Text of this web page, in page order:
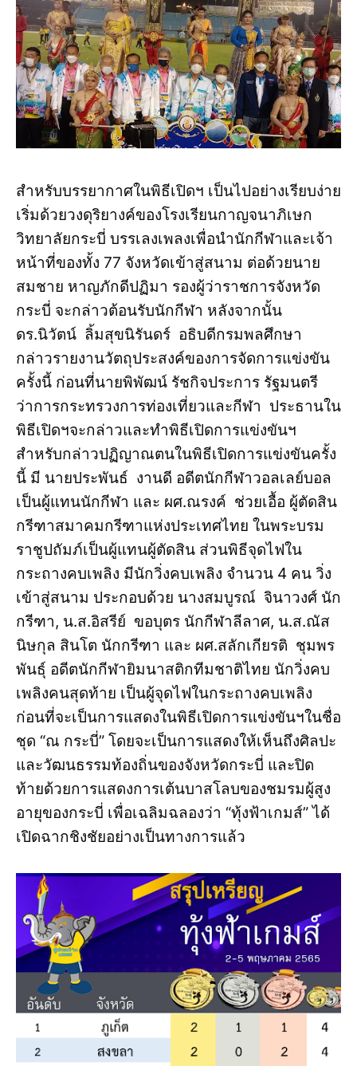
สำหรับบรรยากาศในพิธีเปิดฯ เป็นไปอย่างเรียบง่าย
เริ่มด้วยวงดุริยางค์ของโรงเรียนกาญจนาภิเษก
วิทยาลัยกระบี่ บรรเลงเพลงเพื่อนำนักกีฬาและเจ้า
หน้าที่ของทั้ง 77 จังหวัดเข้าสู่สนาม ต่อด้วยนาย
สมชาย หาญภักดีปฏิมา รองผู้ว่าราชการจังหวัด
กระบี่ จะกล่าวต้อนรับนักกีฬา หลังจากนั้น
ดร.นิวัตน์ ลิ้มสุขนิรันดร์ อธิบดีกรมพลศึกษา
กล่าวรายงานวัตถุประสงค์ของการจัดการแข่งขัน
ครั้งนี้ ก่อนที่นายพิพัฒน์ รัชกิจประการ รัฐมนตรี
ว่าการกระทรวงการท่องเที่ยวและกีฬา ประธานใน
พิธีเปิดฯจะกล่าวและทำพิธีเปิดการแข่งขันฯ
สำหรับกล่าวปฏิญาณตนในพิธีเปิดการแข่งขันครั้ง
นี้ มี นายประพันธ์ งานดี อดีตนักกีฬาวอลเลย์บอล
เป็นผู้แทนนักกีฬา และ ผศ.ณรงค์ ช่วยเอื้อ ผู้ตัดสิน
กรีฑาสมาคมกรีฑาแห่งประเทศไทย ในพระบรม
ราชูปถัมภ์เป็นผู้แทนผู้ตัดสิน ส่วนพิธีจุดไฟใน
กระถางคบเพลิง มีนักวิ่งคบเพลิง จำนวน 4 คน วิ่ง
เข้าสู่สนาม ประกอบด้วย นางสมบูรณ์ จินาวงศ์ นัก
กรีฑา, น.ส.อิสรีย์ ขอบุตร นักกีฬาลีลาศ, น.ส.ณัส
นิษกุล สินโต นักกรีฑา และ ผศ.สลักเกียรติ ชุมพร
พันธุ์ อดีตนักกีฬายิมนาสติกทีมชาติไทย นักวิ่งคบ
เพลิงคนสุดท้าย เป็นผู้จุดไฟในกระถางคบเพลิง
ก่อนที่จะเป็นการแสดงในพิธีเปิดการแข่งขันฯในชื่อ
ชุด “ณ กระบี่” โดยจะเป็นการแสดงให้เห็นถึงศิลปะ
และวัฒนธรรมท้องถิ่นของจังหวัดกระบี่ และปิด
ท้ายด้วยการแสดงการเต้นบาสโลบของชมรมผู้สูง
อายุของกระบี่ เพื่อเฉลิมฉลองว่า “ทุ้งฟ้าเกมส์” ได้
เปิดฉากชิงชัยอย่างเป็นทางการแล้ว